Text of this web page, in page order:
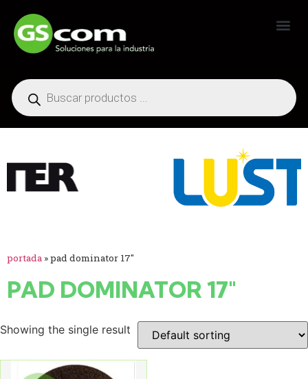
portada »pad dominator 17"
PAD DOMINATOR 17"
Showing the single result